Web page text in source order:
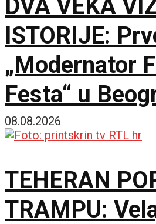
DVA VEKA
ISTORIJE:
„Modernator
Festa“ u
08.08.2026
TEHERAN
TRAMPU: